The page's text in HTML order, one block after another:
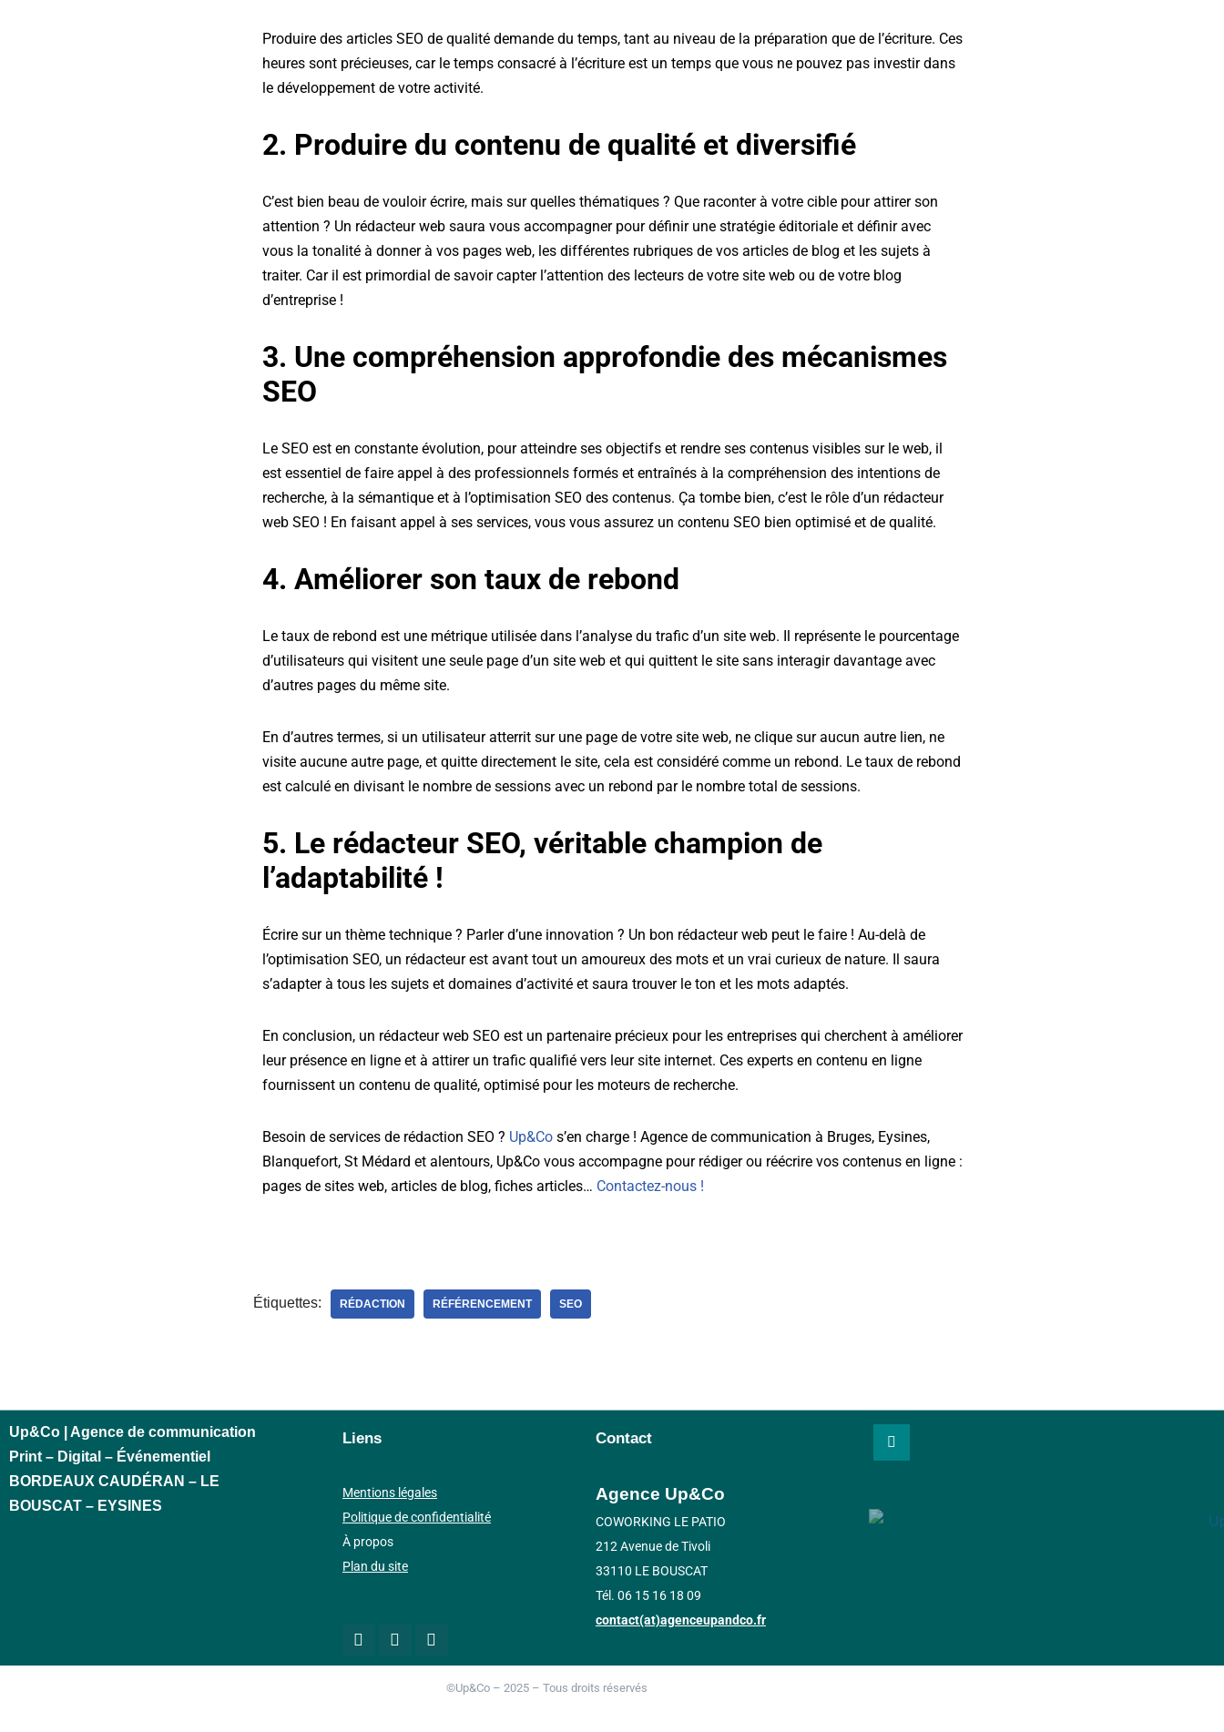
Produire des articles SEO de qualité demande du temps, tant au niveau de la préparation que de l’écriture. Ces
heures sont précieuses, car le temps consacré à l’écriture est un temps que vous ne pouvez pas investir dans
le développement de votre activité.
2. Produire du contenu de qualité et diversifié
C’est bien beau de vouloir écrire, mais sur quelles thématiques ? Que raconter à votre cible pour attirer son
attention ? Un rédacteur web saura vous accompagner pour définir une stratégie éditoriale et définir avec
vous la tonalité à donner à vos pages web, les différentes rubriques de vos articles de blog et les sujets à
traiter. Car il est primordial de savoir capter l’attention des lecteurs de votre site web ou de votre blog
d’entreprise !
3. Une compréhension approfondie des mécanismes
SEO
Le SEO est en constante évolution, pour atteindre ses objectifs et rendre ses contenus visibles sur le web, il
est essentiel de faire appel à des professionnels formés et entraînés à la compréhension des intentions de
recherche, à la sémantique et à l’optimisation SEO des contenus. Ça tombe bien, c’est le rôle d’un rédacteur
web SEO ! En faisant appel à ses services, vous vous assurez un contenu SEO bien optimisé et de qualité.
4. Améliorer son taux de rebond
Le taux de rebond est une métrique utilisée dans l’analyse du trafic d’un site web. Il représente le pourcentage
d’utilisateurs qui visitent une seule page d’un site web et qui quittent le site sans interagir davantage avec
d’autres pages du même site.
En d’autres termes, si un utilisateur atterrit sur une page de votre site web, ne clique sur aucun autre lien, ne
visite aucune autre page, et quitte directement le site, cela est considéré comme un rebond. Le taux de rebond
est calculé en divisant le nombre de sessions avec un rebond par le nombre total de sessions.
5. Le rédacteur SEO, véritable champion de
l’adaptabilité !
Écrire sur un thème technique ? Parler d’une innovation ? Un bon rédacteur web peut le faire ! Au-delà de
l’optimisation SEO, un rédacteur est avant tout un amoureux des mots et un vrai curieux de nature. Il saura
s’adapter à tous les sujets et domaines d’activité et saura trouver le ton et les mots adaptés.
En conclusion, un rédacteur web SEO est un partenaire précieux pour les entreprises qui cherchent à améliorer
leur présence en ligne et à attirer un trafic qualifié vers leur site internet. Ces experts en contenu en ligne
fournissent un contenu de qualité, optimisé pour les moteurs de recherche.
Besoin de services de rédaction SEO ? Up&Cos’en charge ! Agence de communication à Bruges, Eysines,
Blanquefort, St Médard et alentours, Up&Co vous accompagne pour rédiger ou réécrire vos contenus en ligne :
pages de sites web, articles de blog, fiches articles… Contactez-nous !
Étiquettes: RÉDACTION RÉFÉRENCEMENT SEO
Up&Co | Agence de communication
Print – Digital – Événementiel
BORDEAUX CAUDÉRAN – LE
BOUSCAT – EYSINES
Liens
Mentions légales
Politique de confidentialité
À propos
Plan du site
Contact
Agence Up&Co
COWORKING LE PATIO
212 Avenue de Tivoli
33110 LE BOUSCAT
Tél. 06 15 16 18 09
contact(at)agenceupandco.fr
©Up&Co – 2025 – Tous droits réservés